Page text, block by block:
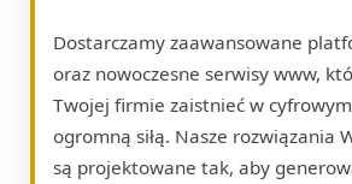
Dostarczamy zaawansowane
oraz nowoczesne serwisy www,
Twojej firmie zaistnieć w
ogromną siłą. Nasze rozwiązania
są projektowane tak, aby